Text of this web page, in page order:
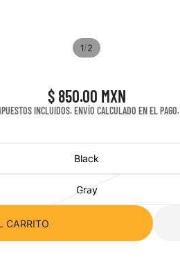
1/2
$ 850.00 MXN
INCLUIDOS. ENVÍO CALCULADO EN EL PAGO.
Black
Gray
CARRITO